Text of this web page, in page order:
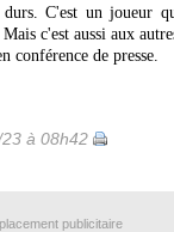
C'est un joueur
c'est aussi aux
conférence de presse.
à 08h42
publicitaire